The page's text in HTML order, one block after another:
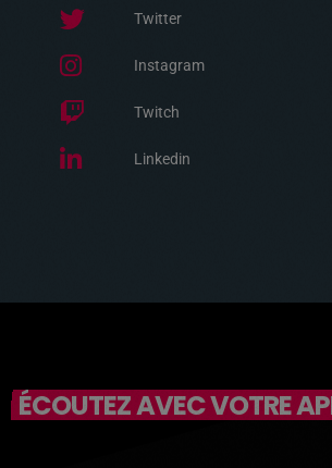
Twitter
Instagram
Twitch
Linkedin
ÉCOUTEZ AVEC VOTRE